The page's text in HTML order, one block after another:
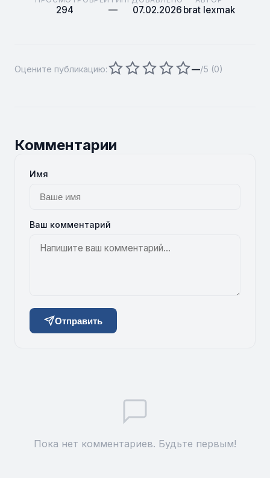
294 — 07.02.2026 brat lexmak
Оцените публикацию: —/5 (0)
Комментарии
Имя
Ваш комментарий
Отправить
Пока нет комментариев. Будьте первым!